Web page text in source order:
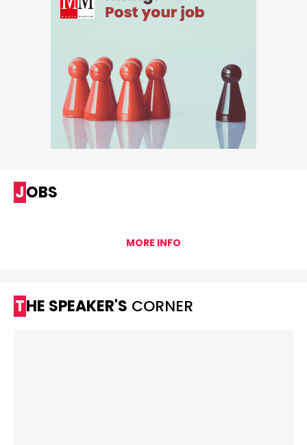
JOBS
MORE INFO
THE SPEAKER'S CORNER